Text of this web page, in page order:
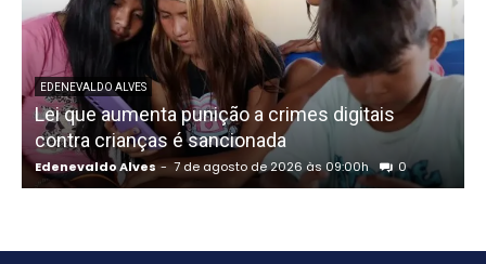
EDENEVALDO ALVES
Lei que aumenta punição a crimes digitais
contra crianças é sancionada
Edenevaldo Alves - 7 de agosto de 2026 às 09:00h 0